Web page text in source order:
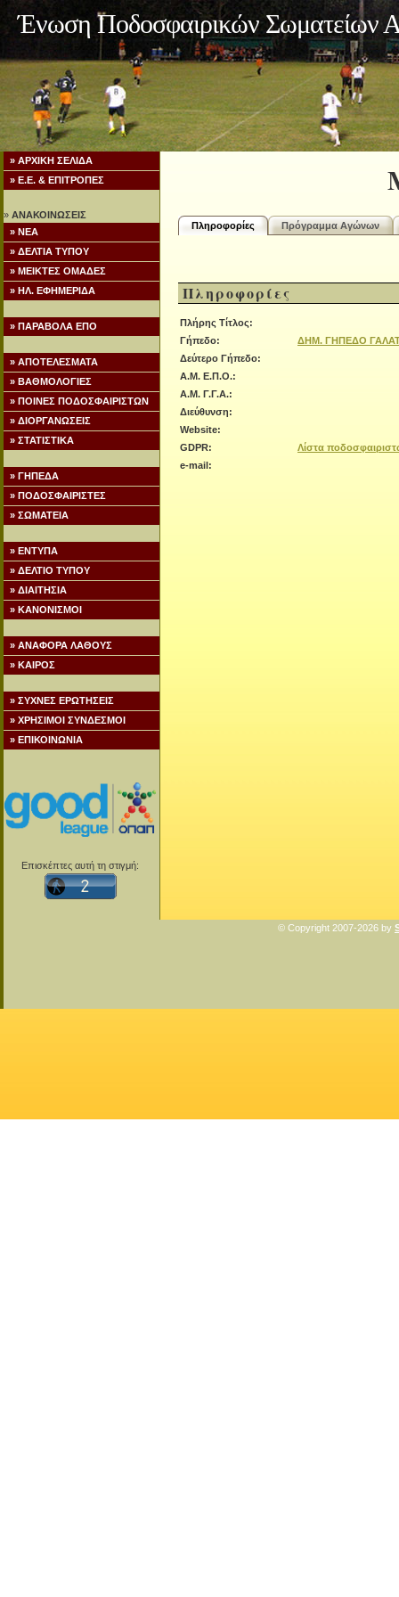
Ένωση Ποδοσφαιρικών Σωματείων
» ΑΡΧΙΚΗ ΣΕΛΙΔΑ
» Ε.Ε. & ΕΠΙΤΡΟΠΕΣ
» ΑΝΑΚΟΙΝΩΣΕΙΣ
» ΝΕΑ
» ΔΕΛΤΙΑ ΤΥΠΟΥ
» ΜΕΙΚΤΕΣ ΟΜΑΔΕΣ
» ΗΛ. ΕΦΗΜΕΡΙΔΑ
» ΠΑΡΑΒΟΛΑ ΕΠΟ
» ΑΠΟΤΕΛΕΣΜΑΤΑ
» ΒΑΘΜΟΛΟΓΙΕΣ
» ΠΟΙΝΕΣ ΠΟΔΟΣΦΑΙΡΙΣΤΩΝ
» ΔΙΟΡΓΑΝΩΣΕΙΣ
» ΣΤΑΤΙΣΤΙΚΑ
» ΓΗΠΕΔΑ
» ΠΟΔΟΣΦΑΙΡΙΣΤΕΣ
» ΣΩΜΑΤΕΙΑ
» ΕΝΤΥΠΑ
» ΔΕΛΤΙΟ ΤΥΠΟΥ
» ΔΙΑΙΤΗΣΙΑ
» ΚΑΝΟΝΙΣΜΟΙ
» ΑΝΑΦΟΡΑ ΛΑΘΟΥΣ
» ΚΑΙΡΟΣ
» ΣΥΧΝΕΣ ΕΡΩΤΗΣΕΙΣ
» ΧΡΗΣΙΜΟΙ ΣΥΝΔΕΣΜΟΙ
» ΕΠΙΚΟΙΝΩΝΙΑ
Επισκέπτες αυτή τη στιγμή:
Πληροφορίες Πρόγραμμα Αγώνων
Πληροφορίες
Πλήρης Τίτλος:
Γήπεδο:
ΔΗΜ. ΓΗΠΕΔΟ
Δεύτερο Γήπεδο:
Α.Μ. Ε.Π.Ο.:
Α.Μ. Γ.Γ.Α.:
Διεύθυνση:
Website:
GDPR:
Λίστα
e-mail:
© Copyright 2007-2026 by